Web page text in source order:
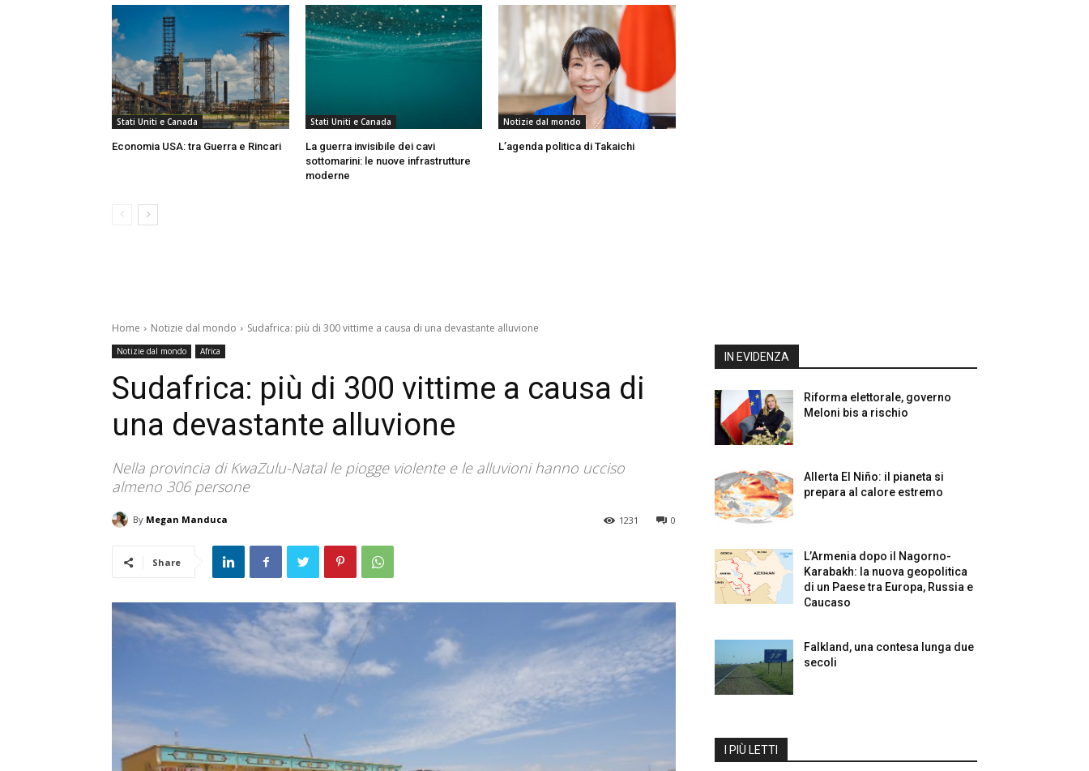
Stati Uniti e Canada
Economia USA: tra Guerra e Rincari
Stati Uniti e Canada
La guerra invisibile dei cavi
sottomarini: le nuove infrastrutture
moderne
Notizie dal mondo
L’agenda politica di Takaichi